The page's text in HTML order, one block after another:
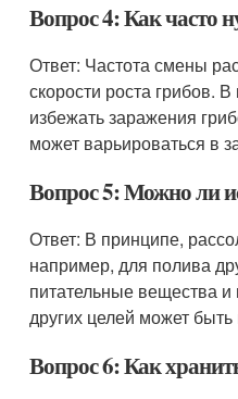
Вопрос 4: Как часто
Ответ: Частота смены
скорости роста грибов.
избежать заражения
может варьироваться в
Вопрос 5: Можно ли
Ответ: В принципе,
например, для полива
питательные вещества
других целей может
Вопрос 6: Как